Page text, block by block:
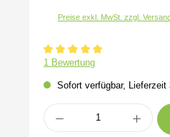
Preise exkl. MwSt. zzgl.
Durchschnittliche Bewertung
1 Bewertung
Sofort verfügbar, Lieferzeit
Produkt Anzahl: Gib den